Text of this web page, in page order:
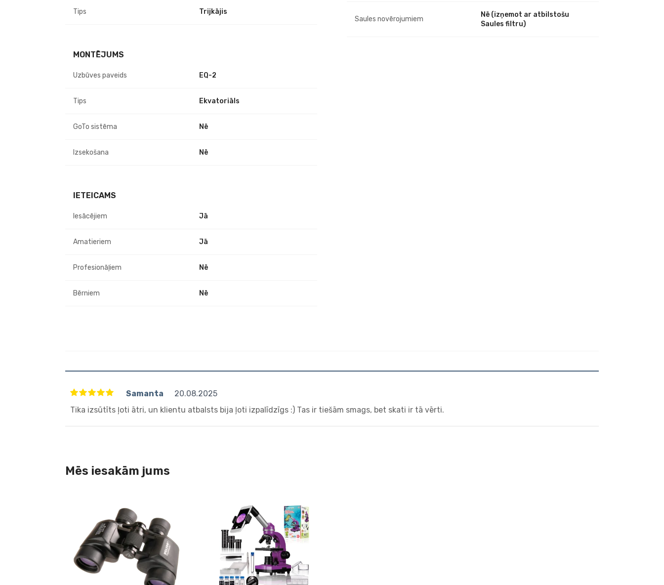
Tips Trijkājis
MONTĒJUMS
Uzbūves paveids EQ-2
Tips Ekvatoriāls
GoTo sistēma Nē
Izsekošana Nē
IETEICAMS
Iesācējiem Jā
Amatieriem Jā
Profesionāļiem Nē
Bērniem Nē
Saules novērojumiem
Nē (izņemot ar atbilstošu
Saules filtru)
Samanta
20.08.2025
Tika izsūtīts ļoti ātri, un klientu atbalsts bija ļoti izpalīdzīgs :) Tas ir tiešām smags, bet skati ir tā vērti.
Mēs iesakām jums